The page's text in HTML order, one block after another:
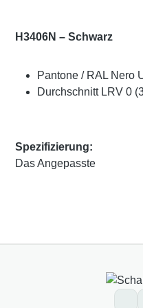
H3406N – Schwarz
Pantone / RAL Nero
Durchschnitt LRV 0
Spezifizierung:
Das Angepasste